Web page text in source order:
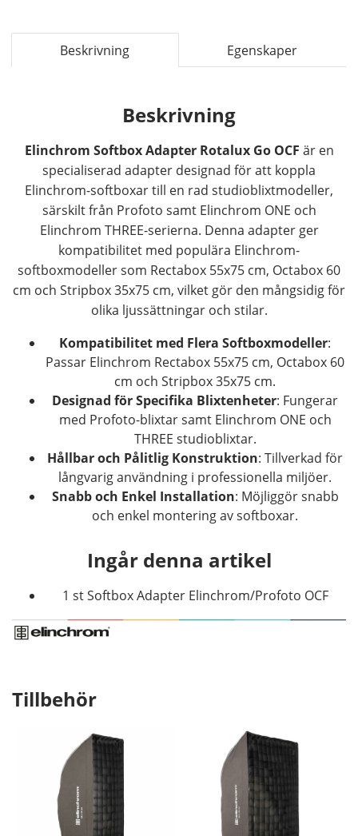
Beskrivning Egenskaper
Beskrivning
Elinchrom Softbox Adapter Rotalux Go OCF är en
specialiserad adapter designad för att koppla
Elinchrom-softboxar till en rad studioblixtmodeller,
särskilt från Profoto samt Elinchrom ONE och
Elinchrom THREE-serierna. Denna adapter ger
kompatibilitet med populära Elinchrom-
softboxmodeller som Rectabox 55x75 cm, Octabox 60
cm och Stripbox 35x75 cm, vilket gör den mångsidig för
olika ljussättningar och stilar.
Kompatibilitet med Flera Softboxmodeller:
Passar Elinchrom Rectabox 55x75 cm, Octabox 60
cm och Stripbox 35x75 cm.
Designad för Specifika Blixtenheter: Fungerar
med Profoto-blixtar samt Elinchrom ONE och
THREE studioblixtar.
Hållbar och Pålitlig Konstruktion: Tillverkad för
långvarig användning i professionella miljöer.
Snabb och Enkel Installation: Möjliggör snabb
och enkel montering av softboxar.
Ingår denna artikel
1 st Softbox Adapter Elinchrom/Profoto OCF
Tillbehör